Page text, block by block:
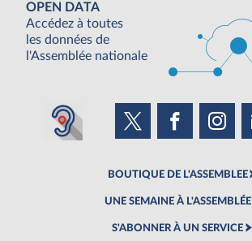
OPEN DATA
Accédez à toutes
les données de
l'Assemblée nationale
BOUTIQUE DE L'ASSEMBLEE
UNE SEMAINE À L'ASSEMBLÉE
S'ABONNER À UN SERVICE